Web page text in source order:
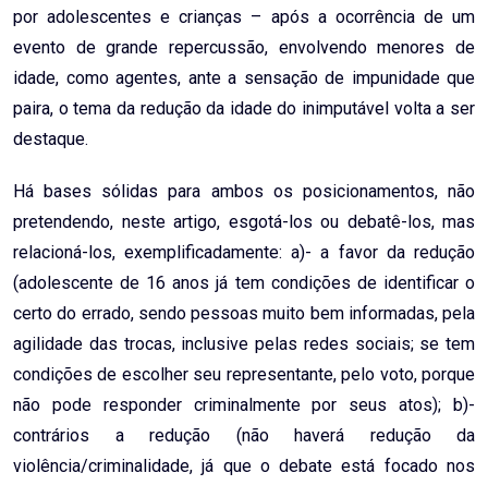
por adolescentes e crianças – após a ocorrência de um
evento de grande repercussão, envolvendo menores de
idade, como agentes, ante a sensação de impunidade que
paira, o tema da redução da idade do inimputável volta a ser
destaque.
Há bases sólidas para ambos os posicionamentos, não
pretendendo, neste artigo, esgotá-los ou debatê-los, mas
relacioná-los, exemplificadamente: a)- a favor da redução
(adolescente de 16 anos já tem condições de identificar o
certo do errado, sendo pessoas muito bem informadas, pela
agilidade das trocas, inclusive pelas redes sociais; se tem
condições de escolher seu representante, pelo voto, porque
não pode responder criminalmente por seus atos); b)-
contrários a redução (não haverá redução da
violência/criminalidade, já que o debate está focado nos